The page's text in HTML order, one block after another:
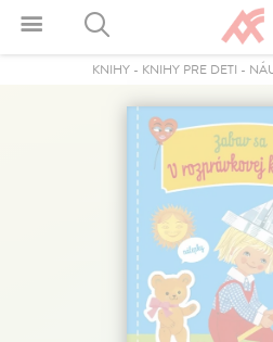
KNIHY - KNIHY PRE DETI -